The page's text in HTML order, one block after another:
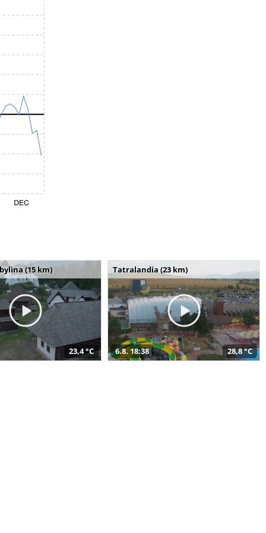
(15 km)
23,4 °C
Tatralandia (23 km)
6.8. 18:38 28,8 °C